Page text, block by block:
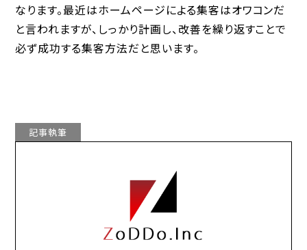
なります。最近はホームページによる集客はオワコンだ
と言われますが、しっかり計画し、改善を繰り返すことで
必ず成功する集客方法だと思います。
記事執筆